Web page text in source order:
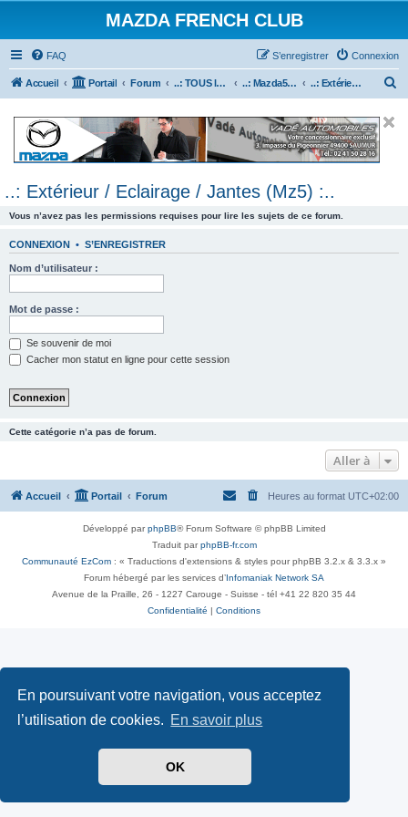
En poursuivant votre navigation, vous acceptez
l’utilisation de cookies. En savoir plus
OK
MAZDA FRENCH CLUB
FAQ Connexion
S’enregistrer
Accueil Portail Forum ..: TOUS les Véhicules MAZDA :.. ..: Mazda5 :.. ..: Extérieur / Eclairage / Jantes (Mz5) :..
e
..: Extérieur / Eclairage / Jantes (Mz5) :..
Vous n’avez pas les permissions requises pour lire les sujets de ce forum.
CONNEXION • S’ENREGISTRER
Nom d’utilisateur :
Mot de passe :
Se souvenir de moi
Cacher mon statut en ligne pour cette session
Cette catégorie n’a pas de forum.
Aller à
Accueil Portail Forum Heures au format UTC+02:00
Développé parphpBB® Forum Software © phpBB Limited
Traduit parphpBB-fr.com
Communauté EzCom : « Traductions d'extensions & styles pour phpBB 3.2.x & 3.3.x »
Forum hébergé par les services d’ Infomaniak Network SA
Avenue de la Praille, 26 - 1227 Carouge - Suisse - tél +41 22 820 35 44
Confidentialité
Conditions